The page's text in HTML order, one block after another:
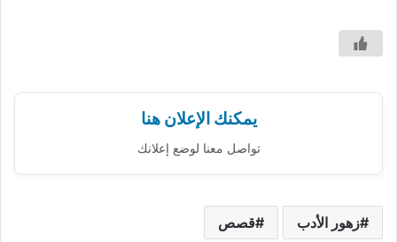
يمكنك الإعلان هنا
تواصل معنا لوضع إعلانك
زهور الأدب قصص